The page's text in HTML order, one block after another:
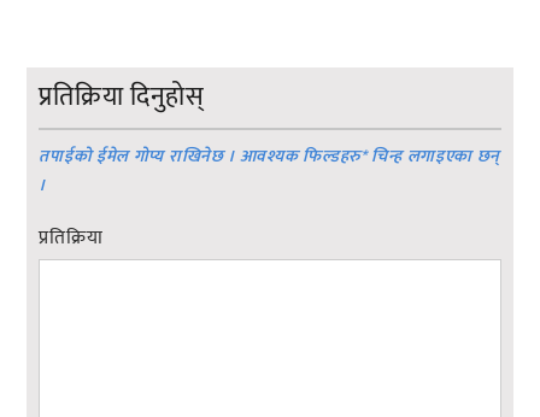
प्रतिक्रिया दिनुहोस्
तपाईको ईमेल गोप्य राखिनेछ । आवश्यक फिल्डहरु*चिन्ह लगाइएका छन्
।
प्रतिक्रिया